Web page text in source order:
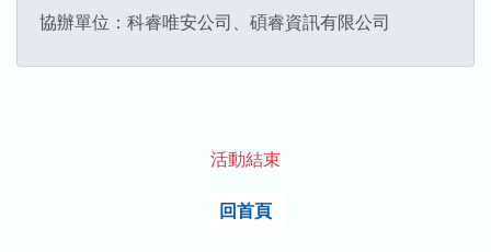
協辦單位：科睿唯安公司、碩睿資訊有限公司
活動結束
回首頁